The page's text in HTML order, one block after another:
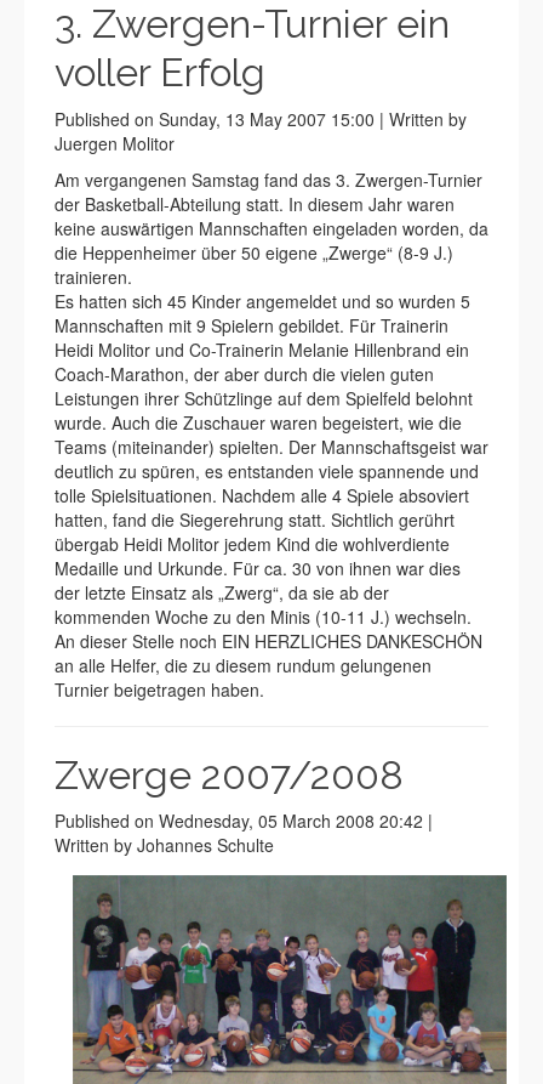
3. Zwergen-Turnier ein
voller Erfolg
Published on Sunday, 13 May 2007 15:00 | Written by
Juergen Molitor
Am vergangenen Samstag fand das 3. Zwergen-Turnier
der Basketball-Abteilung statt. In diesem Jahr waren
keine auswärtigen Mannschaften eingeladen worden, da
die Heppenheimer über 50 eigene „Zwerge“ (8-9 J.)
trainieren.
Es hatten sich 45 Kinder angemeldet und so wurden 5
Mannschaften mit 9 Spielern gebildet. Für Trainerin
Heidi Molitor und Co-Trainerin Melanie Hillenbrand ein
Coach-Marathon, der aber durch die vielen guten
Leistungen ihrer Schützlinge auf dem Spielfeld belohnt
wurde. Auch die Zuschauer waren begeistert, wie die
Teams (miteinander) spielten. Der Mannschaftsgeist war
deutlich zu spüren, es entstanden viele spannende und
tolle Spielsituationen. Nachdem alle 4 Spiele absoviert
hatten, fand die Siegerehrung statt. Sichtlich gerührt
übergab Heidi Molitor jedem Kind die wohlverdiente
Medaille und Urkunde. Für ca. 30 von ihnen war dies
der letzte Einsatz als „Zwerg“, da sie ab der
kommenden Woche zu den Minis (10-11 J.) wechseln.
An dieser Stelle noch EIN HERZLICHES DANKESCHÖN
an alle Helfer, die zu diesem rundum gelungenen
Turnier beigetragen haben.
Zwerge 2007/2008
Published on Wednesday, 05 March 2008 20:42 |
Written by Johannes Schulte